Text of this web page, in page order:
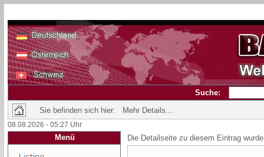
Suche:
Sie befinden sich hier: Mehr Details...
08.08.2026 - 05:27 Uhr
Menü Die Detailseite zu diesem Eintrag